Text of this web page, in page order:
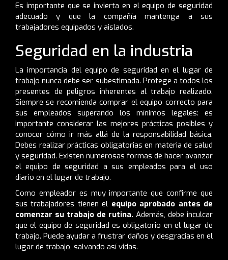
Es importante que se invierta en el equipo de seguridad
adecuado y que la compañía mantenga a sus
trabajadores equipados y aislados.
Seguridad en la industria
La importancia del equipo de seguridad en el lugar de
trabajo nunca debe ser subestimada. Protege a todos los
presentes de peligros inherentes al trabajo realizado.
Siempre se recomienda comprar el equipo correcto para
sus empleados superando los mínimos legales: es
importante considerar las mejores prácticas posibles y
conocer cómo ir más allá de la responsabilidad básica.
Debes realizar prácticas obligatorias en materia de salud
y seguridad. Existen numerosas formas de hacer avanzar
el equipo de seguridad a sus empleados para el uso
diario en el lugar de trabajo.
Como empleador es muy importante que confirme que
sus trabajadores tienen el equipo aprobado antes de
comenzar su trabajo de rutina. Además, debe inculcar
que el equipo de seguridad es obligatorio en el lugar de
trabajo. Puede ayudar a frustrar daños y desgracias en el
lugar de trabajo, salvando así vidas.